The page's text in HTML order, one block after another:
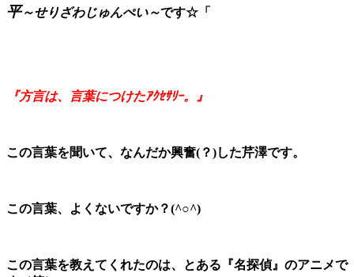
平～せりざわじゅんぺい～です☆「
『方言は、言葉につけたｱｸｾｻﾘｰ。』
この言葉を聞いて、なんだか興奮(？)した芹澤です。
この言葉、よくないですか？(^○^)
この言葉を教えてくれたのは、とある『名探偵』のアニメで